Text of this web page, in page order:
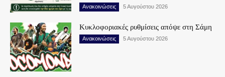
Ανακοινώσεις 5 Αυγούστου 2026
Κυκλοφοριακές ρυθμίσεις απόψε στη Σάμη
Ανακοινώσεις 5 Αυγούστου 2026